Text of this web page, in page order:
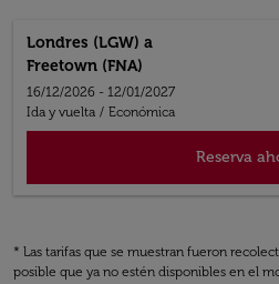
Londres (LGW) a
Freetown (FNA)
16/12/2026 - 12/01/2027
Ida y vuelta / Económica
Reserva
* Las tarifas que se muestran fueron
posible que ya no estén disponibles en el